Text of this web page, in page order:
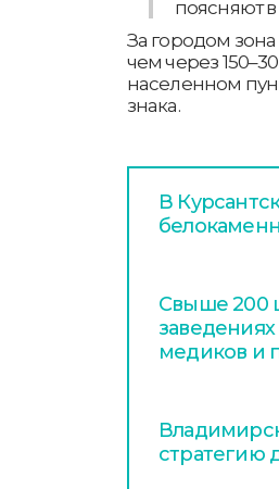
поясняют
За городом
чем через
населенном
знака.
В
Свыше 200
медиков и
стратегию